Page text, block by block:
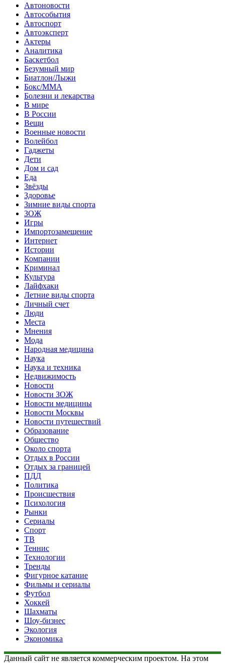
Автоновости
Автособытия
Автоспорт
Автоэксперт
Актеры
Аналитика
Баскетбол
Безумный мир
Биатлон/Лыжи
Бокс/MMA
Болезни и лекарства
В мире
В России
Вещи
Военные новости
Волейбол
Гаджеты
Дети
Дом и сад
Еда
Звёзды
Здоровье
Зимние виды спорта
ЗОЖ
Игры
Импортозамещение
Интернет
Истории
Компании
Криминал
Культура
Лайфхаки
Летние виды спорта
Личный счет
Люди
Места
Мнения
Мода
Народная медицина
Наука
Наука и техника
Недвижимость
Новости
Новости ЗОЖ
Новости медицины
Новости Москвы
Новости путешествий
Образование
Общество
Около спорта
Отдых в России
Отдых за границей
ПДД
Политика
Происшествия
Психология
Рынки
Сериалы
Спорт
ТВ
Теннис
Технологии
Тренды
Фигурное катание
Фильмы и сериалы
Футбол
Хоккей
Шахматы
Шоу-бизнес
Экология
Экономика
Данный сайт не является коммерческим проектом. На этом